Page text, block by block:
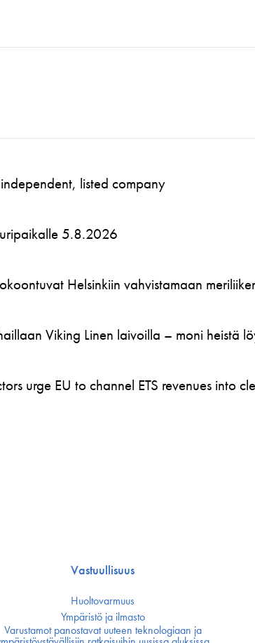
listed company
5.8.2026
Helsinkiin vahvistamaan
Viking Linen laivoilla – moni heistä
urge EU to channel ETS revenues into
Vastuullisuus
Huoltovarmuus
Ympäristö ja ilmasto
Varustamot panostavat uuteen teknologiaan ja